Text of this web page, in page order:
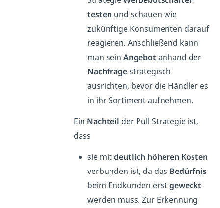
testen und schauen wie
zukünftige Konsumenten darauf
reagieren. Anschließend kann
man sein Angebot anhand der
Nachfragestrategisch
ausrichten, bevor die Händler es
in ihr Sortiment aufnehmen.
Ein Nachteil der Pull Strategie ist,
dass
sie mitdeutlich höheren Kosten
verbunden ist, da das Bedürfnis
beim Endkunden erstgeweckt
werden muss. Zur Erkennung